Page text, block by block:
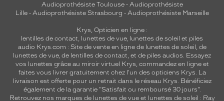
Audioprothésiste Toulouse- Audioprothésiste
Lille- Audioprothésiste Strasbourg - Audioprothésiste Marseille
Krys, Opticien en ligne :
lentilles de contact, lunettes de vue, lunettes de soleil et piles
audio Krys.com : Site de vente en ligne de lunettes de soleil, de
lunettes de vue, de lentilles de contact, et de piles audios. Essayez
vos lunettes grâce au miroir virtuel Krys, commandez en ligne et
faites vous livrer gratuitement chez l'un des opticiens Krys. La
livraison est offerte pour un retrait dans le réseau Krys. Bénéficiez
également de la garantie "Satisfait ou remboursé 30 jours".
Retrouvez nos marques de lunettes de vue et lunettes de soleil : Ray